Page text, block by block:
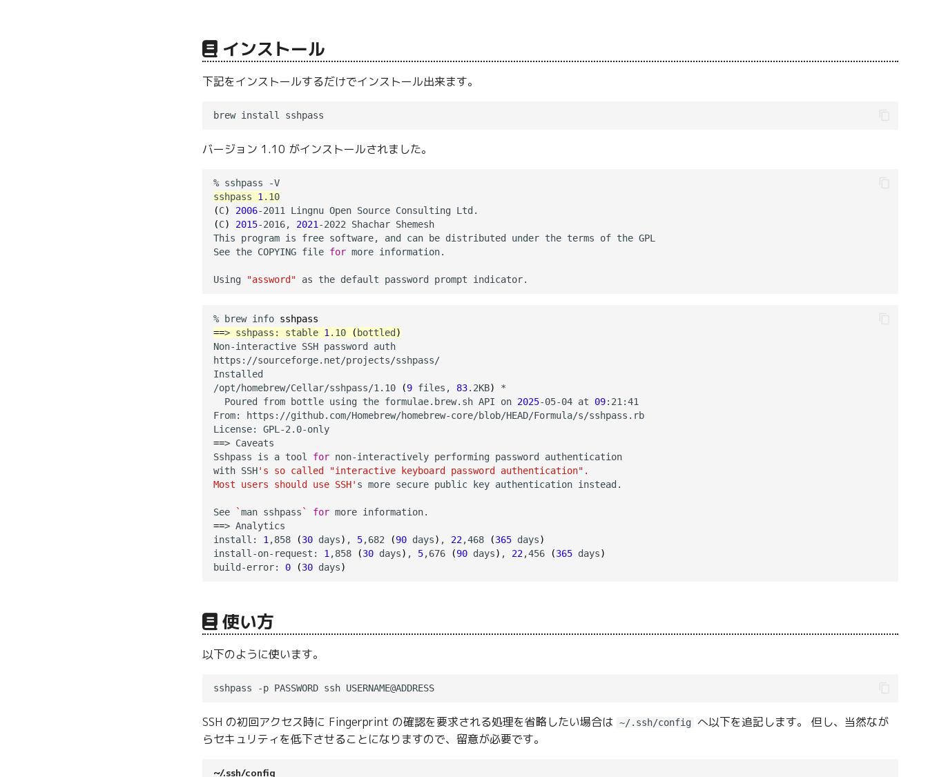
インストール
下記をインストールするだけでインストール出来ます。
バージョン 1.10 がインストールされました。
% sshpass -V
sshpass 1
.10
(C) 2006
(C) 2015-2016, 2021-2022 Shachar Shemesh
This program is free software, and can be distributed under the terms of the GPL
See the COPYING file for more information.
Using "assword"
% brew info sshpass
==> sshpass: stable 1.10 ( bottled )
Non-interactive SSH password auth
https://sourceforge.net/projects/sshpass/
Installed
/opt/homebrew/Cellar/sshpass/1.10
(9 files, 83.2KB)
*
  Poured from bottle using the formulae.brew.sh API on
2025-05-04 at 09:21:41
From: https://github.com/Homebrew/homebrew-core/blob/HEAD/Formula/s/sshpass.rb
License: GPL-2.0-only
==> Caveats
Sshpass is a tool for non-interactively performing password authentication
with SSH's so called "interactive keyboard password authentication".
Most users should use SSH' s more secure public key authentication instead.
See `man sshpass ` for
==> Analytics
install: 1,858 (30 days) , 5,682 (90 days) , 22,468 (365 days)
install-on-request: 1,858 (30 days) , 5,676 (90 days) , 22,456 (365 days)
build-error: 0 (30 days)
使い方
以下のように使います。
sshpass -p PASSWORD ssh USERNAME@ADDRESS
SSH の初回アクセス時に Fingerprint の確認を要求される処理を省略したい場合は ~/.ssh/config へ以下を追記します。 但し、当然なが
らセキュリティを低下させることになりますので、留意が必要です。
~/.ssh/config